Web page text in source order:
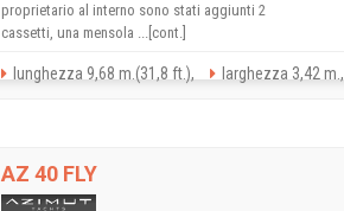
proprietario al interno sono stati aggiunti 2
cassetti, una mensola ...[cont.]
lunghezza 9,68 m.(31,8 ft.), larghezza 3,42 m.,
AZ 40 FLY